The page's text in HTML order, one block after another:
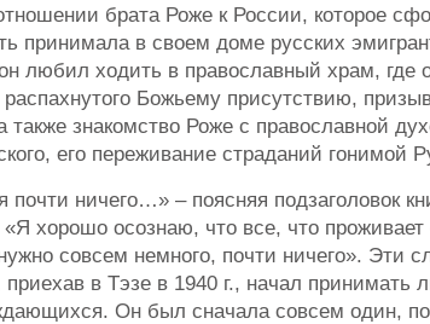
брата Роже к России, которое
принимала в своем доме русских
любил ходить в православный храм,
распахнутого Божьему присутствию,
также знакомство Роже с православной
его переживание страданий гонимой
почти ничего…» – поясняя подзаголовок
«Я хорошо осознаю, что все, что
совсем немного, почти ничего». Эти
приехав в Тэзе в 1940 г., начал
Он был сначала совсем один,